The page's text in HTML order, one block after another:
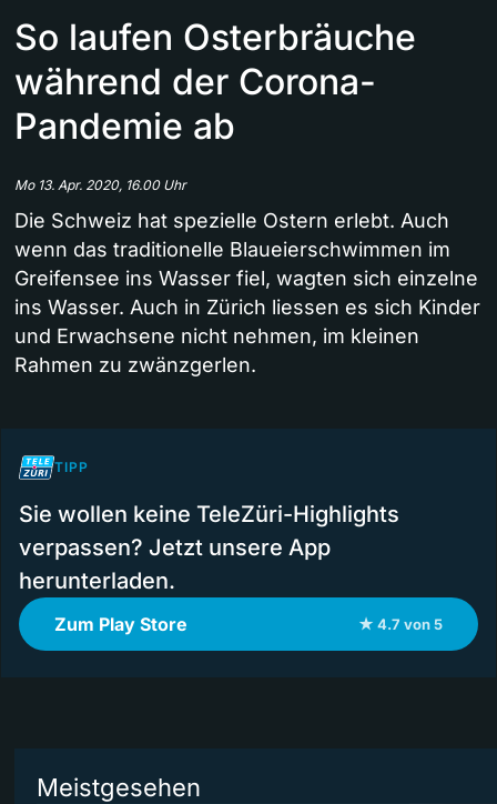
So laufen Osterbräuche
während der Corona-
Pandemie ab
Mo 13. Apr. 2020, 16.00 Uhr
Die Schweiz hat spezielle Ostern erlebt. Auch
wenn das traditionelle Blaueierschwimmen im
Greifensee ins Wasser fiel, wagten sich einzelne
ins Wasser. Auch in Zürich liessen es sich Kinder
und Erwachsene nicht nehmen, im kleinen
Rahmen zu zwänzgerlen.
TIPP
Sie wollen keine TeleZüri-Highlights
verpassen? Jetzt unsere App
herunterladen.
Zum Play Store ★ 4.7 von 5
Meistgesehen